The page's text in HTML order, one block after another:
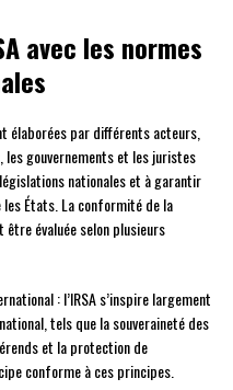
avec les normes
élaborées par différents acteurs,
gouvernements et les juristes
nationales et à garantir
États. La conformité de la
être évaluée selon plusieurs
: l’IRSA s’inspire largement
tels que la souveraineté des
et la protection de
conforme à ces principes.